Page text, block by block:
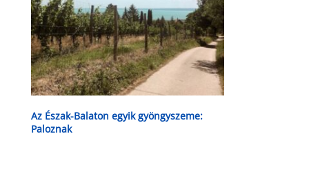
Az Észak-Balaton egyik gyöngyszeme:
Paloznak